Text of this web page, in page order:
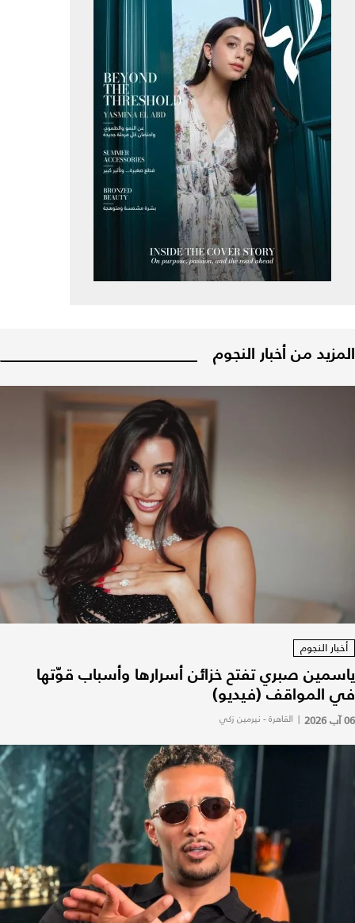
المزيد من أخبار النجوم
أخبار النجوم
ياسمين صبري تفتح خزائن أسرارها وأسباب قوّتها
في المواقف (فيديو)
06 آب 2026 | القاهرة - نيرمين زكي